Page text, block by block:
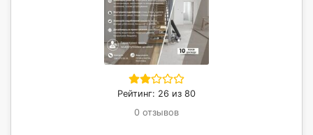
Рейтинг: 26 из 80
0 отзывов